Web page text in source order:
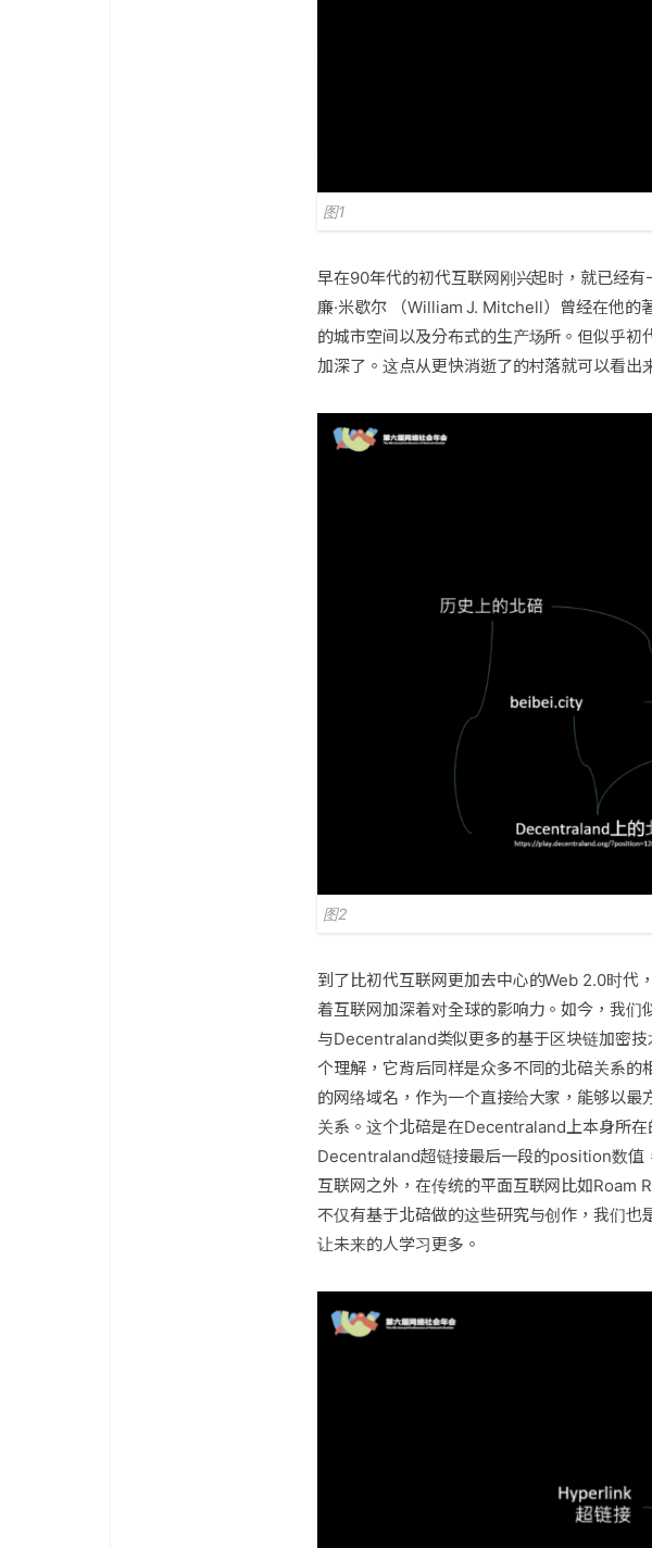
图1
早在90年代的初代互联网刚兴起时，就已经
廉·米歇尔 （William J. Mitchell）曾经在他的
的城市空间以及分布式的生产场所。但似乎
加深了。这点从更快消逝了的村落就可以看出
图2
到了比初代互联网更加去中心的Web 2.0时
着互联网加深着对全球的影响力。如今，我
与Decentraland类似更多的基于区块链加密
个理解，它背后同样是众多不同的北碚关系
的网络域名，作为一个直接给大家，能够以
关系。这个北碚是在Decentraland上本身所
Decentraland超链接最后一段的position数值
互联网之外，在传统的平面互联网比如Roam
不仅有基于北碚做的这些研究与创作，我们
让未来的人学习更多。